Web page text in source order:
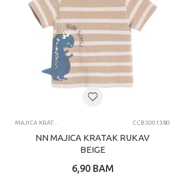
MAJICA KRATAK RUKAV CCB3001380
NN MAJICA KRATAK RUKAV
BEIGE
6,90 BAM